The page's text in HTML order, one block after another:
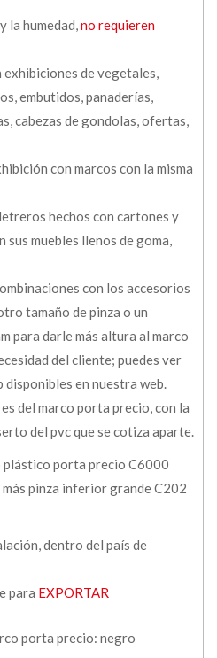
la humedad,no requieren
exhibiciones de vegetales,
embutidos, panaderías,
cabezas de gondolas, ofertas,
con marcos con la misma
hechos con cartones y
sus muebles llenos de goma,
con los accesorios
tamaño de pinza o un
para darle más altura al marco
del cliente; puedes ver
en nuestra web.
del marco porta precio, con la
del pvc que se cotiza aparte.
plástico porta precio C6000
pinza inferior grande C202
dentro del país de
para EXPORTAR
porta precio: negro